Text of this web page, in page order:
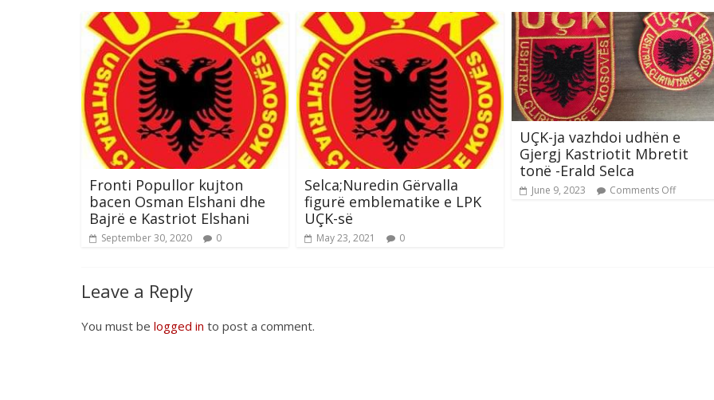
Fronti Popullor kujton
bacen Osman Elshani dhe
Bajrë e Kastriot Elshani
September 30, 2020 0
Selca;Nuredin Gërvalla
figurë emblematike e LPK
UÇK-së
May 23, 2021 0
UÇK-ja vazhdoi udhën e
Gjergj Kastriotit Mbretit
tonë -Erald Selca
June 9, 2023 Comments Off
Leave a Reply
You must be logged in to post a comment.